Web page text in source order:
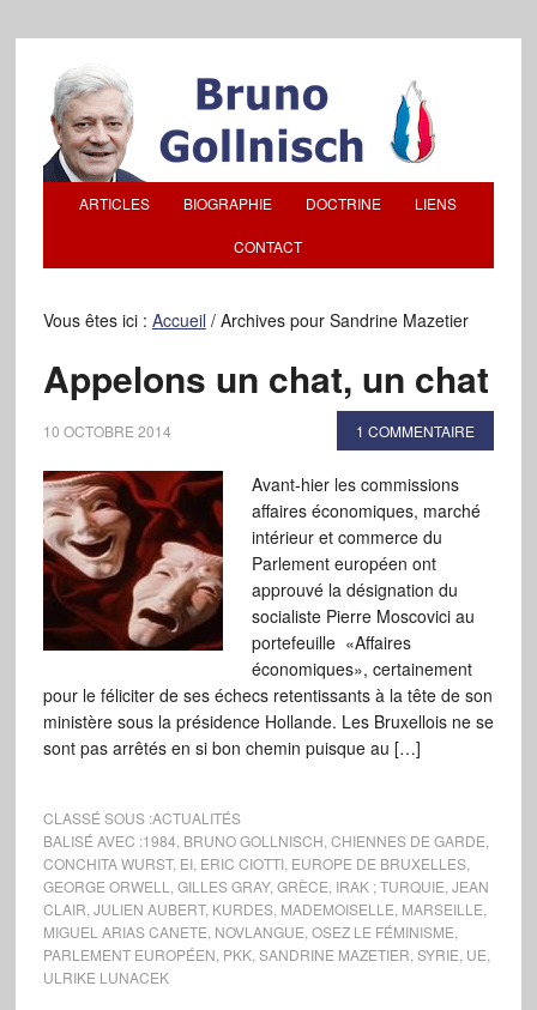
ARTICLES BIOGRAPHIE DOCTRINE LIENS
CONTACT
Vous êtes ici : Accueil /Archives pour Sandrine Mazetier
Appelons un chat, un chat
10 OCTOBRE 2014 1 COMMENTAIRE
Avant-hier les commissions
affaires économiques, marché
intérieur et commerce du
Parlement européen ont
approuvé la désignation du
socialiste Pierre Moscovici au
portefeuille «Affaires
économiques», certainement
pour le féliciter de ses échecs retentissants à la tête de son
ministère sous la présidence Hollande. Les Bruxellois ne se
sont pas arrêtés en si bon chemin puisque au […]
CLASSÉ SOUS :ACTUALITÉS
BALISÉ AVEC :1984 BRUNO GOLLNISCH CHIENNES DE GARDE
CONCHITA WURST, EI, ERIC CIOTTI, EUROPE DE BRUXELLES,
GEORGE ORWELL
GILLES GRAY, GRÈCE IRAK ; TURQUIE JEAN
CLAIR JULIEN AUBERT, KURDES, MADEMOISELLE MARSEILLE
MIGUEL ARIAS CANETE NOVLANGUE OSEZ LE FÉMINISME
PARLEMENT EUROPÉEN PKK, SANDRINE MAZETIER SYRIE UE
ULRIKE LUNACEK